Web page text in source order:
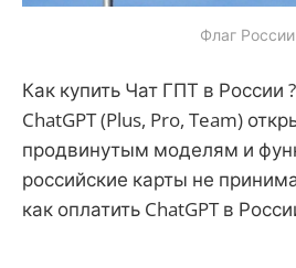
Флаг России
Как купить Чат ГПТ в России
ChatGPT (Plus, Pro, Team)
продвинутым моделям и
российские карты не
как оплатить ChatGPT в